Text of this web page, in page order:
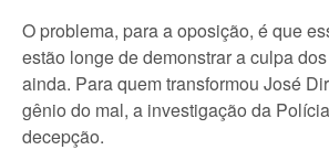
O problema, para a oposição, é que
estão longe de demonstrar a culpa
ainda. Para quem transformou José
gênio do mal, a investigação da
decepção.